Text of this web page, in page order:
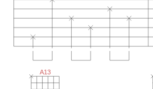
A13